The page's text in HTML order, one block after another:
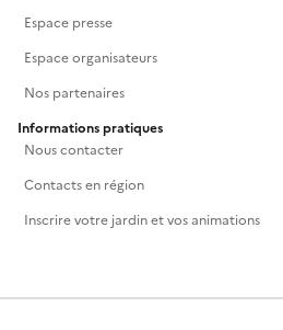
Espace presse
Espace organisateurs
Nos partenaires
Informations pratiques
Nous contacter
Contacts en région
Inscrire votre jardin et vos animations